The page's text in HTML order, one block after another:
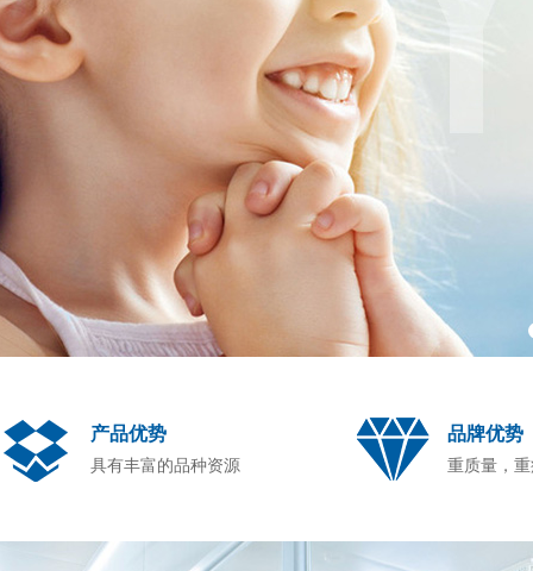
产品优势
具有丰富的品种资源
品牌优势
重质量，